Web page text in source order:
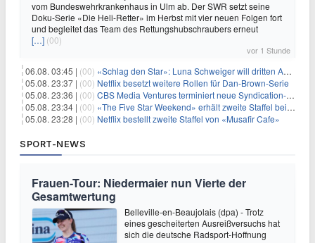
vom Bundeswehrkrankenhaus in Ulm ab. Der SWR setzt seine
Doku-Serie «Die Heli-Retter» im Herbst mit vier neuen Folgen fort
und begleitet das Team des Rettungshubschraubers erneut
[…] (00)
vor 1 Stunde
06.08. 03:45 | (00) «Schlag den Star»: Luna Schweiger will dritten Anlauf nutzen
05.08. 23:37 | (00) Netflix besetzt weitere Rollen für Dan-Brown-Serie
05.08. 23:36 | (00) CBS Media Ventures terminiert neue Syndication-Formate
05.08. 23:34 | (00) «The Five Star Weekend» erhält zweite Staffel bei Peacock
05.08. 23:28 | (00) Netflix bestellt zweite Staffel von «Musafir Cafe»
SPORT-NEWS
Frauen-Tour: Niedermaier nun Vierte der
Gesamtwertung
Belleville-en-Beaujolais (dpa) - Trotz
eines gescheiterten Ausreißversuchs hat
sich die deutsche Radsport-Hoffnung